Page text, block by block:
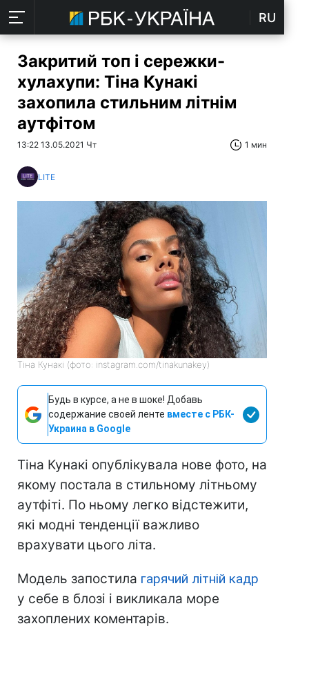
RU
Закритий топ і сережки-
хулахупи: Тіна Кунакі
захопила стильним літнім
аутфітом
13:22 13.05.2021 Чт 1 мин
LITE
Тіна Кунакі (фото: instagram.com/tinakunakey)
Будь в курсе, а не в шоке! Добавь
содержание своей ленте вместе с РБК-
Украина в Google
Тіна Кунакі опублікувала нове фото, на
якому постала в стильному літньому
аутфіті. По ньому легко відстежити,
які модні тенденції важливо
врахувати цього літа.
Модель запостила гарячий літній кадр
у себе в блозі і викликала море
захоплених коментарів.